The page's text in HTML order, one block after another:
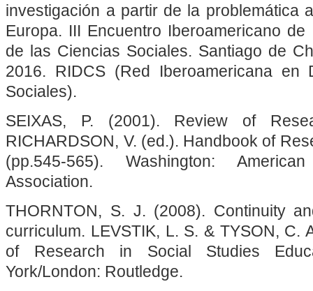
investigación a partir de la problemática
Europa. III Encuentro Iberoamericano
de las Ciencias Sociales. Santiago de
2016. RIDCS (Red Iberoamericana en
Sociales).
SEIXAS, P. (2001). Review of
RICHARDSON, V. (ed.). Handbook of
(pp.545-565). Washington:
Association.
THORNTON, S. J. (2008). Continuity
curriculum. LEVSTIK, L. S. & TYSON, C.
of Research in Social Studies
York/London: Routledge.